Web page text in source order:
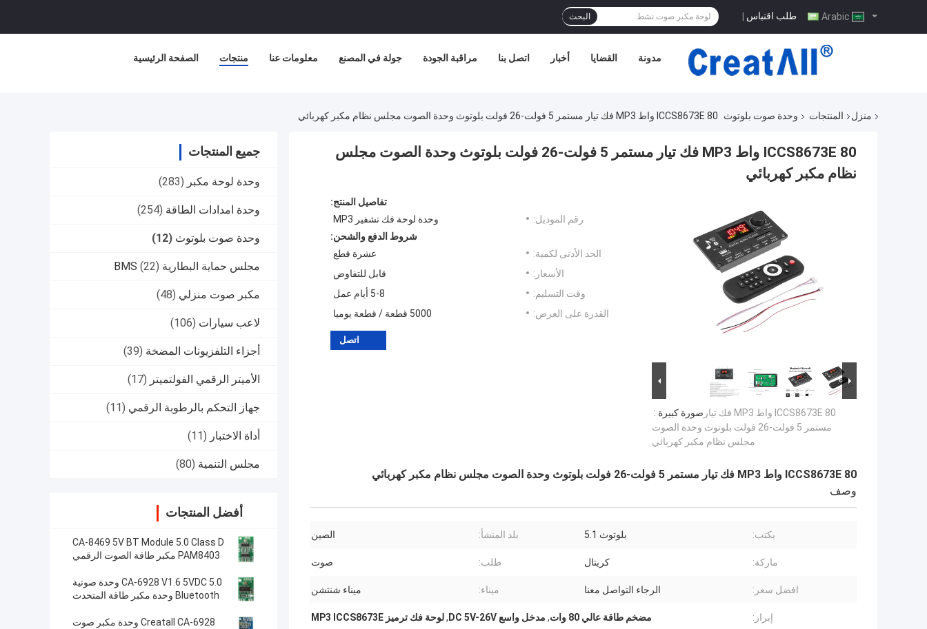
طلب اقتباس | البحث
الصفحة الرئيسية منتجات معلومات عنا جولة في المصنع مراقبة الجودة اتصل بنا أخبار القضايا مدونة
منزل المنتجات وحدة صوت بلوتوث ICCS8673E 80 واط MP3 فك تيار مستمر 5 فولت-26 فولت بلوتوث وحدة الصوت مجلس نظام مكبر كهربائي
جميع المنتجات
وحدة لوحة مكبر (283)
وحدة امدادات الطاقة (254)
وحدة صوت بلوتوث (12)
مجلس حماية البطارية BMS (22)
مكبر صوت منزلي (48)
لاعب سيارات (106)
أجزاء التلفزيونات المضخة (39)
الأميتر الرقمي الفولتميتر (17)
جهاز التحكم بالرطوبة الرقمي (11)
أداة الاختبار (11)
مجلس التنمية (80)
أفضل المنتجات
CA-8469 5V BT Module 5.0 Class D
PAM8403 مكبر طاقة الصوت الرقمي
CA-6928 V1.6 5VDC 5.0 وحدة صوتية
Bluetooth وحدة مكبر طاقة المتحدث
Creatall CA-6928 وحدة مكبر صوت
ICCS8673E 80 واط MP3 فك تيار مستمر 5 فولت-26 فولت بلوتوث وحدة الصوت مجلس
نظام مكبر كهربائي
صورة كبيرة : ICCS8673E 80 واط MP3 فك تيار
مستمر 5 فولت-26 فولت بلوتوث وحدة الصوت
مجلس نظام مكبر كهربائي
تفاصيل المنتج:
رقم الموديل:
وحدة لوحة فك تشفير MP3
شروط الدفع والشحن:
الحد الأدنى لكمية:
عشرة قطع
الأسعار:
قابل للتفاوض
وقت التسليم:
5-8 أيام عمل
القدرة على العرض:
5000 قطعة / قطعة يوميا
اتصل
ICCS8673E 80 واط MP3 فك تيار مستمر 5 فولت-26 فولت بلوتوث وحدة الصوت مجلس نظام مكبر كهربائي
وصف
يكتب: بلوتوث 5.1 بلد المنشأ: الصين
ماركة: كريتال طلب: صوت
افضل سعر: الرجاء التواصل معنا ميناء: ميناء شنتشن
إبراز: مضخم طاقة عالي 80 وات , مدخل واسع DC 5V-26V ,لوحة فك ترميز MP3 ICCS8673E